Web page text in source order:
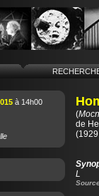
à 14h00
(
de
L